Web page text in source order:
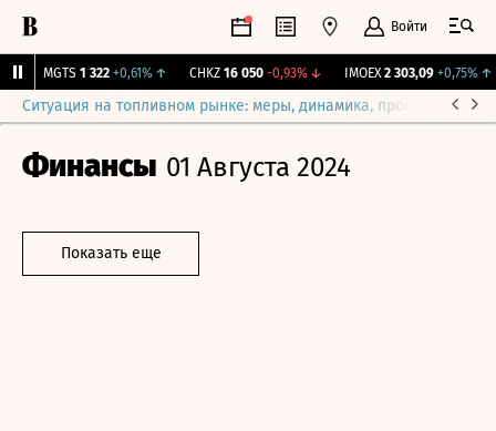
Войти
MGTS 1 322 +0,61% ↑ CHKZ 16 050 -0,93%↓ IMOEX 2 303,09 +0,75%↑
Ситуация на топливном рынке: меры, динамика, прогнозы
Финансы 01 Августа 2024
Показать еще